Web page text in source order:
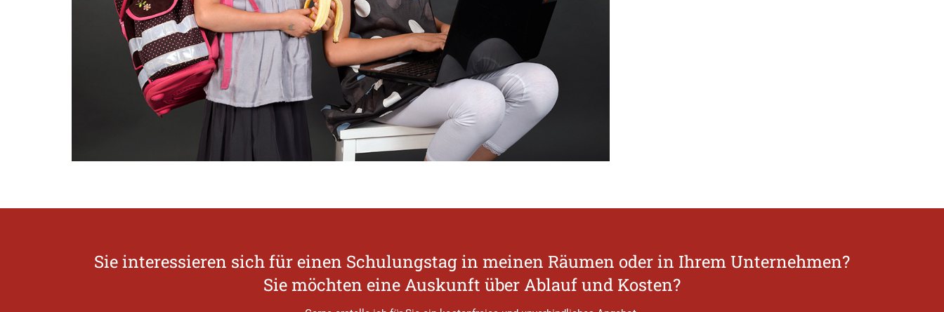
Sie interessieren sich für einen Schulungstag in meinen Räumen oder in Ihrem Unternehmen?
Sie möchten eine Auskunft über Ablauf und Kosten?